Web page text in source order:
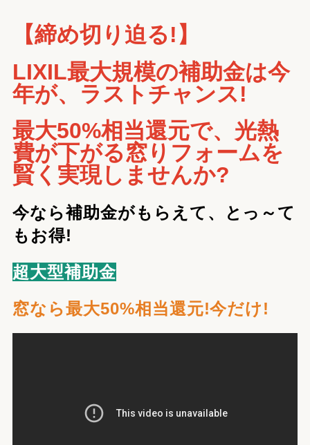
【締め切り迫る!】
LIXIL最大規模の補助金は今
年が、ラストチャンス!
最大50%相当還元で、光熱
費が下がる窓りフォームを
賢く実現しませんか?
今なら補助金がもらえて、とっ～て
もお得!
超大型補助金
窓なら最大50%相当還元!今だけ!